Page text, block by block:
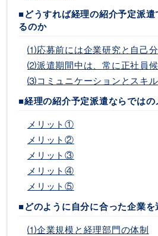
■どうすれば経理の紹介予定派
るのか
⑴応募前には企業研究と自己
⑵派遣期間中は、常に正社員
⑶コミュニケーションとスキ
■経理の紹介予定派遣ならではの
メリット①
メリット②
メリット③
メリット④
メリット⑤
■どのように自分に合った企業を
⑴企業規模と経理部門の体制